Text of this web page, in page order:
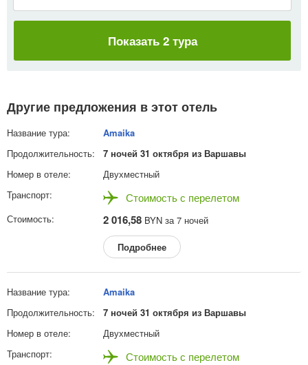
Показать 2 тура
Другие предложения в этот отель
Amaika
7 ночей 31 октября из Варшавы
Двухместный
Стоимость с перелетом
2 016,58 BYN за 7 ночей
Подробнее
Amaika
7 ночей 31 октября из Варшавы
Двухместный
Стоимость с перелетом